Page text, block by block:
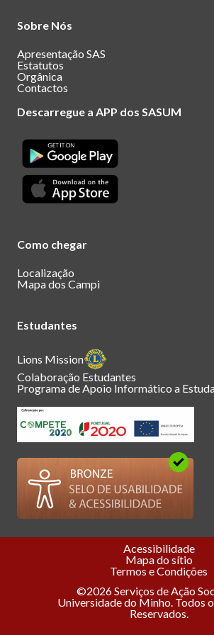
Sobre Nós
Apresentação SAS
Estatutos
Orgânica
Contactos
Descarregue a APP dos SASUM
Como chegar
Localização
Mapa dos Campi
Estudantes
Lions Mission
Colaboração Estudantes
Programa de Apoio Informático a
Acessibilidade
Mapa do sítio
Termos e Condições
©2026 Serviços de Ação
Universidade do Minho. Todos
Reservados.